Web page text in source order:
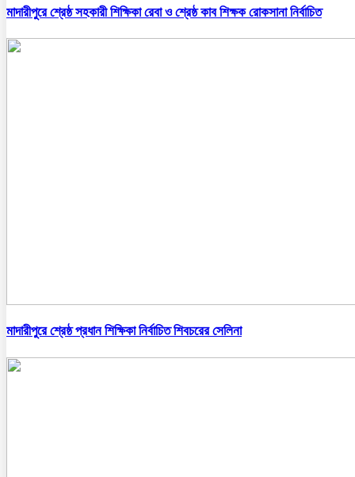
মাদারীপুরে শ্রেষ্ঠ সহকারী শিক্ষিকা রেবা ও শ্রেষ্ঠ কাব শিক্ষক রোকসানা নির্বাচিত
মাদারীপুরে শ্রেষ্ঠ প্রধান শিক্ষিকা নির্বাচিত শিবচরের সেলিনা